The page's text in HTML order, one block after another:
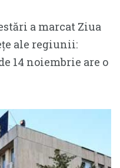
a marcat Ziua
ale regiunii:
14 noiembrie are o